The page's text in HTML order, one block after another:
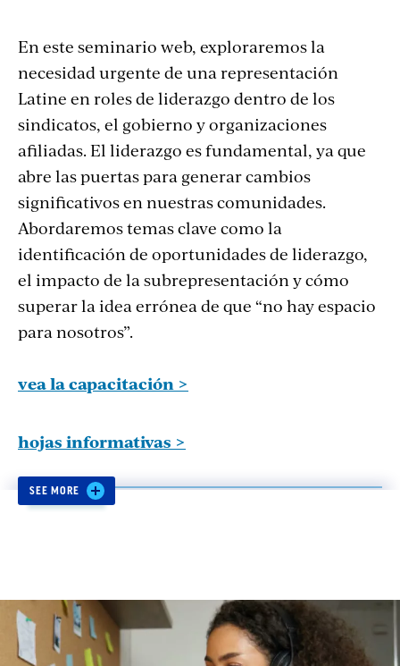
En este seminario web, exploraremos la
necesidad urgente de una representación
Latine en roles de liderazgo dentro de los
sindicatos, el gobierno y organizaciones
afiliadas. El liderazgo es fundamental, ya que
abre las puertas para generar cambios
significativos en nuestras comunidades.
Abordaremos temas clave como la
identificación de oportunidades de liderazgo,
el impacto de la subrepresentación y cómo
superar la idea errónea de que “no hay espacio
para nosotros”.
vea la capacitación >
hojas informativas >
En conmemoración del Mes Nacional de la
Herencia Hispana, reunimos a un grupo
SEE MORE